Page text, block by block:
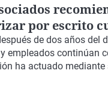
por escrito
con respecto a
de dos años del
empleados continúan
ha actuado